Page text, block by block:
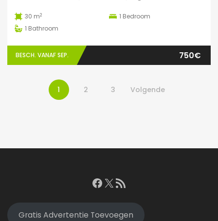
30 m2 1 Bedroom
1 Bathroom
BESCH. VANAF SEP. 750€
1 2 3 Volgende
Facebook
X RSS feed
Gratis Advertentie Toevoegen